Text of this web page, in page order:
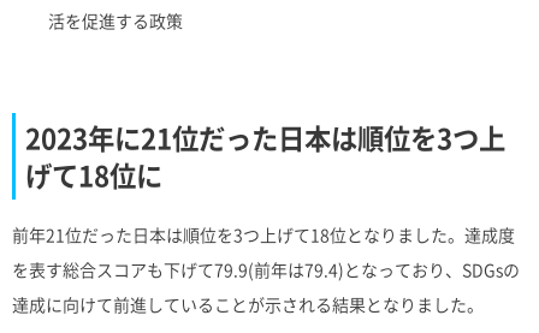
活を促進する政策
2023年に21位だった日本は順位を3つ上
げて18位に
前年21位だった日本は順位を3つ上げて18位となりました。達成度
を表す総合スコアも下げて79.9(前年は79.4)となっており、SDGsの
達成に向けて前進していることが示される結果となりました。